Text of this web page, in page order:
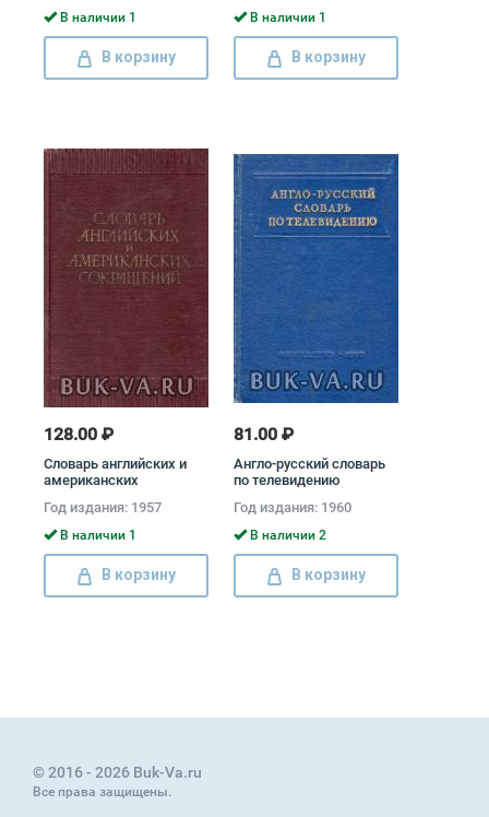
В наличии 1
В корзину
В наличии 1
В корзину
128.00 ₽
Словарь английских и
американских
Год издания: 1957
В наличии 1
В корзину
81.00 ₽
Англо-русский словарь
по телевидению
Год издания: 1960
В наличии 2
В корзину
© 2016 - 2026 Buk-Va.ru
Все права защищены.